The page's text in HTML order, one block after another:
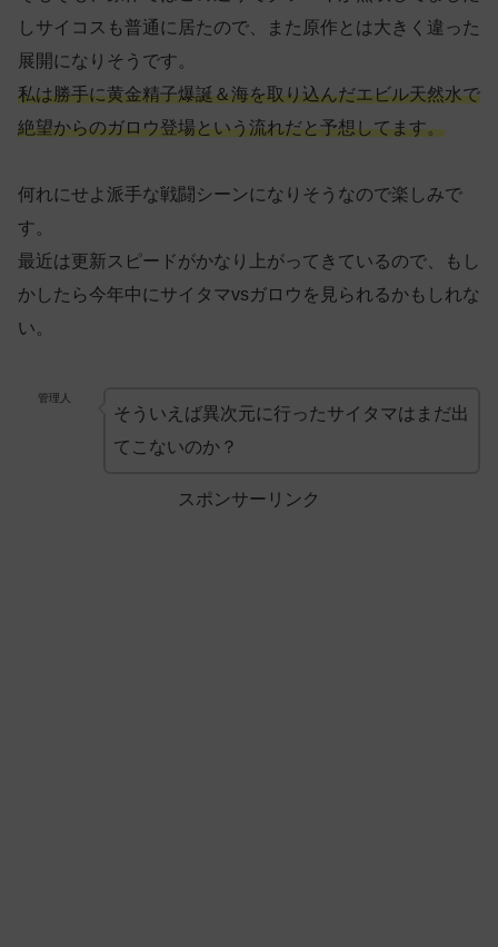
しサイコスも普通に居たので、また原作とは大きく違った
展開になりそうです。
私は勝手に黄金精子爆誕＆海を取り込んだエビル天然水で
絶望からのガロウ登場という流れだと予想してます。
何れにせよ派手な戦闘シーンになりそうなので楽しみで
す。
最近は更新スピードがかなり上がってきているので、もし
かしたら今年中にサイタマvsガロウを見られるかもしれな
い。
管理人
そういえば異次元に行ったサイタマはまだ出
てこないのか？
スポンサーリンク